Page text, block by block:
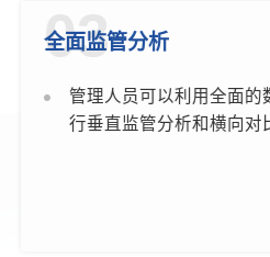
03
全面监管分析
管理人员可以利用全面的
行垂直监管分析和横向对